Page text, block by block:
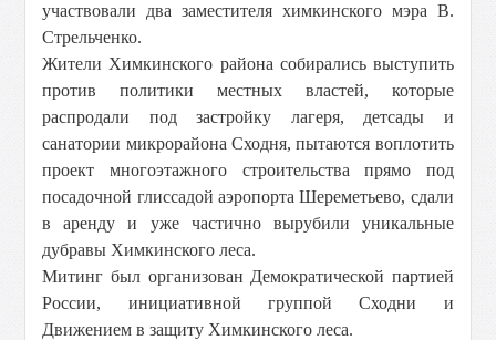
участвовали два заместителя химкинского мэра В.
Стрельченко.
Жители Химкинского района собирались выступить
против политики местных властей, которые
распродали под застройку лагеря, детсады и
санатории микрорайона Сходня, пытаются воплотить
проект многоэтажного строительства прямо под
посадочной глиссадой аэропорта Шереметьево, сдали
в аренду и уже частично вырубили уникальные
дубравы Химкинского леса.
Митинг был организован Демократической партией
России, инициативной группой Сходни и
Движением в защиту Химкинского леса.